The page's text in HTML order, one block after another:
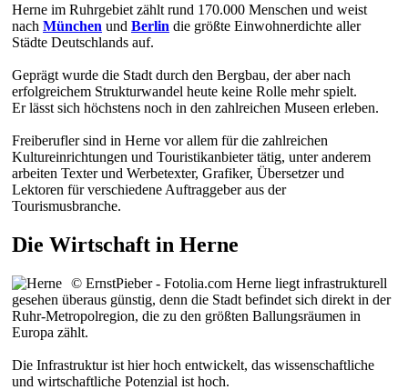
Herne im Ruhrgebiet zählt rund 170.000 Menschen und weist
nach München und Berlin die größte Einwohnerdichte aller
Städte Deutschlands auf.
Geprägt wurde die Stadt durch den Bergbau, der aber nach
erfolgreichem Strukturwandel heute keine Rolle mehr spielt.
Er lässt sich höchstens noch in den zahlreichen Museen erleben.
Freiberufler sind in Herne vor allem für die zahlreichen
Kultureinrichtungen und Touristikanbieter tätig, unter anderem
arbeiten Texter und Werbetexter, Grafiker, Übersetzer und
Lektoren für verschiedene Auftraggeber aus der
Tourismusbranche.
Die Wirtschaft in Herne
© ErnstPieber - Fotolia.com Herne liegt infrastrukturell
gesehen überaus günstig, denn die Stadt befindet sich direkt in der
Ruhr-Metropolregion, die zu den größten Ballungsräumen in
Europa zählt.
Die Infrastruktur ist hier hoch entwickelt, das wissenschaftliche
und wirtschaftliche Potenzial ist hoch.